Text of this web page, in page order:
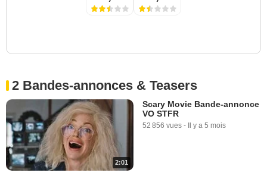
2 Bandes-annonces & Teasers
2:01
Scary Movie Bande-annonce
VO STFR
52 856 vues - Il y a 5 mois